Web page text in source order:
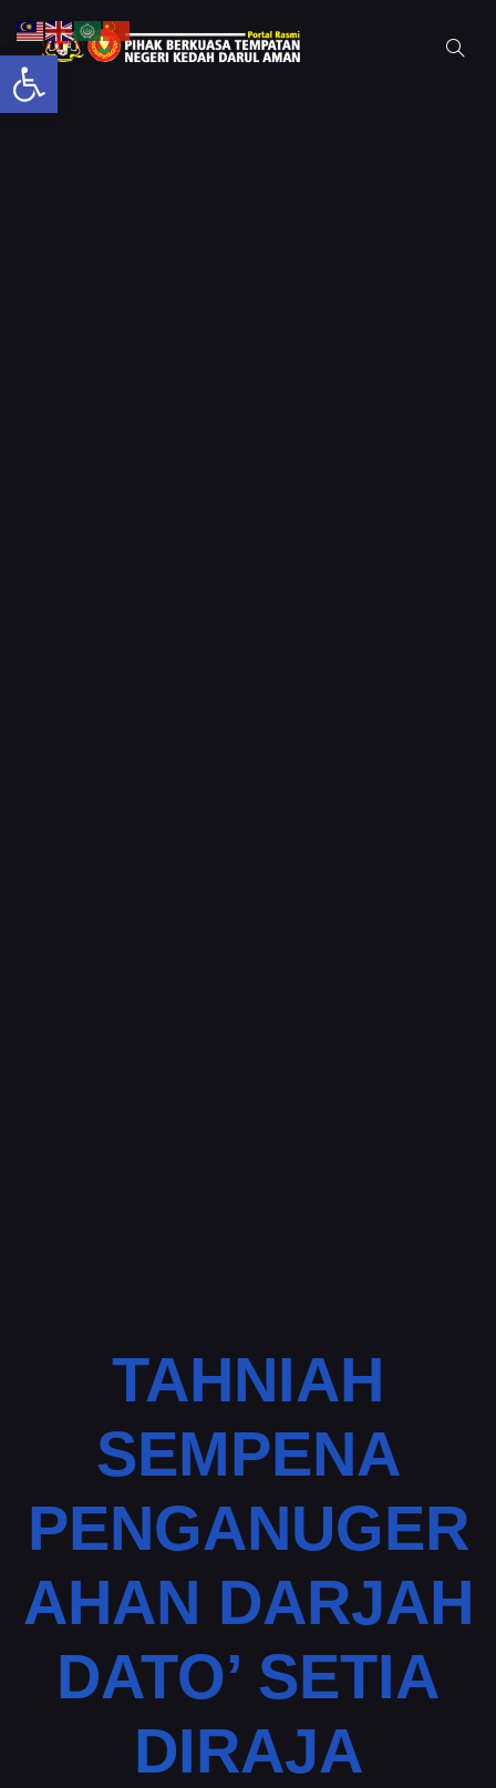
Open toolbar
TAHNIAH
SEMPENA
PENGANUGER
AHAN DARJAH
DATO’ SETIA
DIRAJA